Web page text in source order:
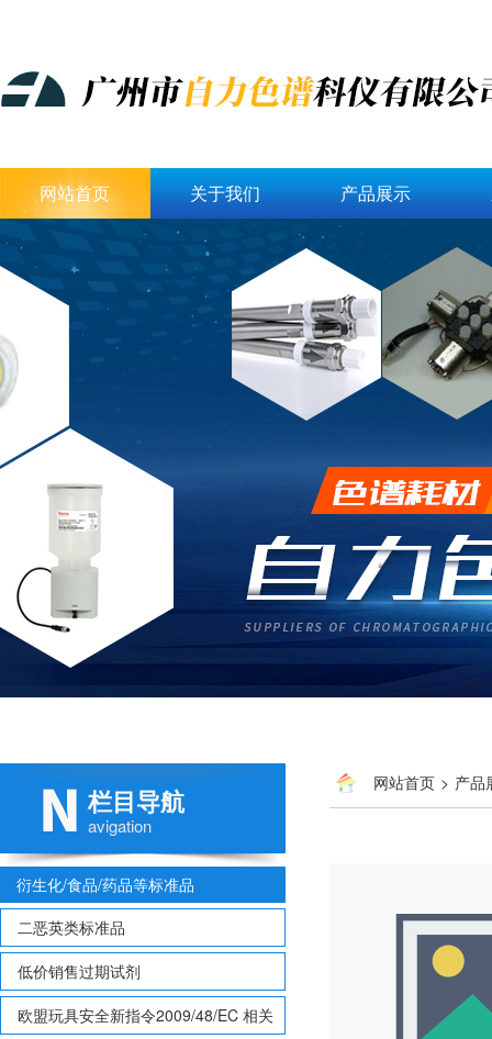
网站首页 关于我们 产品展示
栏目导航
avigation
衍生化/食品/药品等标准品
二恶英类标准品
低价销售过期试剂
欧盟玩具安全新指令2009/48/EC 相关
网站首页 > 产品